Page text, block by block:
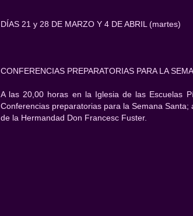
DÍAS 21 y 28 DE MARZO Y 4 DE ABRIL (martes)
CONFERENCIAS PREPARATORIAS PARA LA
A las 20,00 horas en la Iglesia de las Escuelas
Conferencias preparatorias para la Semana Santa;
de la Hermandad Don Francesc Fuster.